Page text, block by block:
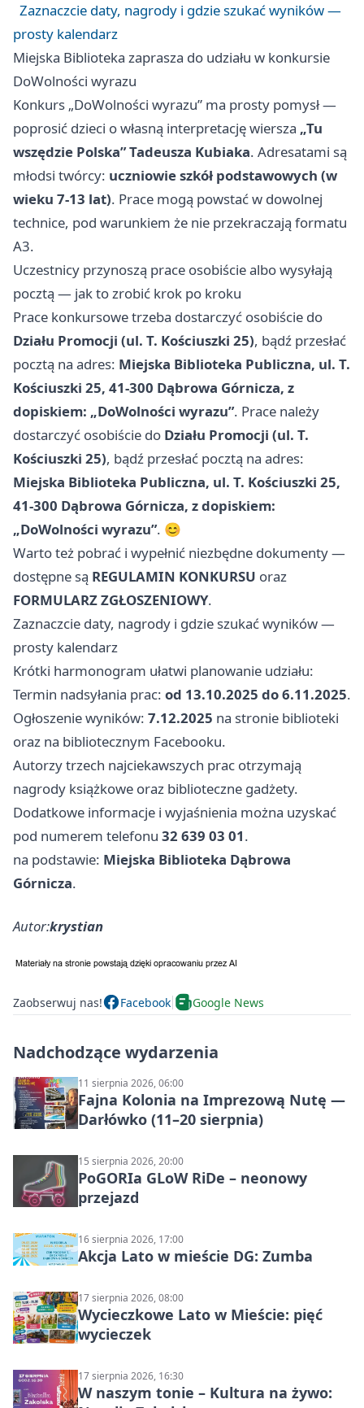
Zaznaczcie daty, nagrody i gdzie szukać wyników —
prosty kalendarz
Miejska Biblioteka zaprasza do udziału w konkursie
DoWolności wyrazu
Konkurs „DoWolności wyrazu” ma prosty pomysł —
poprosić dzieci o własną interpretację wiersza „Tu
wszędzie Polska” Tadeusza Kubiaka. Adresatami są
młodsi twórcy: uczniowie szkół podstawowych (w
wieku 7-13 lat). Prace mogą powstać w dowolnej
technice, pod warunkiem że nie przekraczają formatu
A3.
Uczestnicy przynoszą prace osobiście albo wysyłają
pocztą — jak to zrobić krok po kroku
Prace konkursowe trzeba dostarczyć osobiście do
Działu Promocji (ul. T. Kościuszki 25), bądź przesłać
pocztą na adres: Miejska Biblioteka Publiczna, ul. T.
Kościuszki 25, 41-300 Dąbrowa Górnicza, z
dopiskiem: „DoWolności wyrazu”. Prace należy
dostarczyć osobiście do Działu Promocji (ul. T.
Kościuszki 25), bądź przesłać pocztą na adres:
Miejska Biblioteka Publiczna, ul. T. Kościuszki 25,
41-300 Dąbrowa Górnicza, z dopiskiem:
„DoWolności wyrazu”. 😊
Warto też pobrać i wypełnić niezbędne dokumenty —
dostępne są REGULAMIN KONKURSU oraz
FORMULARZ ZGŁOSZENIOWY.
Zaznaczcie daty, nagrody i gdzie szukać wyników —
prosty kalendarz
Krótki harmonogram ułatwi planowanie udziału:
Termin nadsyłania prac: od 13.10.2025 do 6.11.2025.
Ogłoszenie wyników: 7.12.2025 na stronie biblioteki
oraz na bibliotecznym Facebooku.
Autorzy trzech najciekawszych prac otrzymają
nagrody książkowe oraz biblioteczne gadżety.
Dodatkowe informacje i wyjaśnienia można uzyskać
pod numerem telefonu 32 639 03 01.
na podstawie: Miejska Biblioteka Dąbrowa
Górnicza.
Autor:krystian
Zaobserwuj nas! Facebook Google News
Nadchodzące wydarzenia
11 sierpnia 2026, 06:00
Fajna Kolonia na Imprezową Nutę —
Darłówko (11–20 sierpnia)
15 sierpnia 2026, 20:00
PoGORIa GLoW RiDe – neonowy
przejazd
16 sierpnia 2026, 17:00
Akcja Lato w mieście DG: Zumba
17 sierpnia 2026, 08:00
Wycieczkowe Lato w Mieście: pięć
wycieczek
17 sierpnia 2026, 16:30
W naszym tonie – Kultura na żywo: